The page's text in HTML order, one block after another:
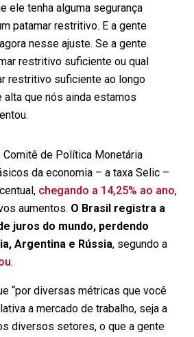
ele tenha alguma segurança
patamar restritivo. E a gente
nesse ajuste. Se a gente
restritivo suficiente ou qual
restritivo suficiente ao longo
que nós ainda estamos
Comitê de Política Monetária
da economia – a taxa Selic –
chegando a 14,25% ao ano,
aumentos. O Brasil registra a
juros do mundo, perdendo
Argentina e Rússia, segundo a
.
“por diversas métricas que você
a mercado de trabalho, seja a
diversos setores, o que a gente